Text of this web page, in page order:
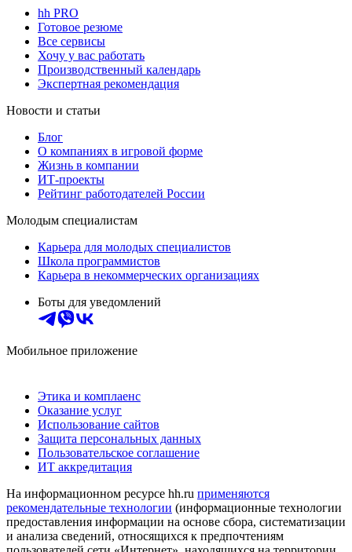
hh PRO
Готовое резюме
Все сервисы
Хочу у вас работать
Производственный календарь
Экспертная рекомендация
Новости и статьи
Блог
О компаниях в игровой форме
Жизнь в компании
ИТ-проекты
Рейтинг работодателей России
Молодым специалистам
Карьера для молодых специалистов
Школа программистов
Карьера в некоммерческих организациях
Боты для уведомлений
Мобильное приложение
Этика и комплаенс
Оказание услуг
Использование сайтов
Защита персональных данных
Пользовательское соглашение
ИТ аккредитация
На информационном ресурсе hh.ru применяются
рекомендательные технологии (информационные технологии
предоставления информации на основе сбора, систематизации
и анализа сведений, относящихся к предпочтениям